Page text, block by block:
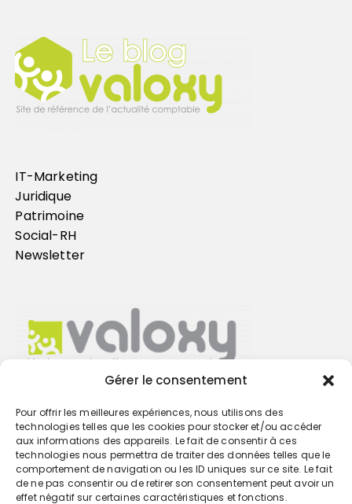
Gérer le consentement
Pour offrir les meilleures expériences, nous utilisons des
technologies telles que les cookies pour stocker et/ou accéder
aux informations des appareils. Le fait de consentir à ces
technologies nous permettra de traiter des données telles que le
comportement de navigation ou les ID uniques sur ce site. Le fait
de ne pas consentir ou de retirer son consentement peut avoir un
effet négatif sur certaines caractéristiques et fonctions.
IT-Marketing
Juridique
Patrimoine
Social-RH
Newsletter
Trouvez votre cabinet
GO